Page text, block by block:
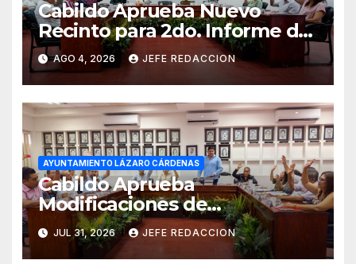
Cabildo Aprueba Nuevo
Recinto para 2do. Informe de
Gobierno Municipal
AGO 4, 2026 JEFE REDACCION
AYUNTAMIENTO LÁZARO CÁRDENAS
Cabildo Aprueba
Modificaciones de
Presupuesto en CAPALAC
JUL 31, 2026 JEFE REDACCION